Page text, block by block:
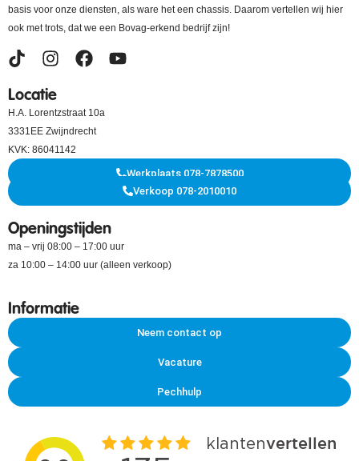
basis voor onze diensten, als ware het een chassis. Daarom vertellen wij hier
ook met trots, dat we een Bovag-erkend bedrijf zijn!
Locatie
H.A. Lorentzstraat 10a
3331EE Zwijndrecht
KVK: 86041142
Werkplaats 078-7878500
Verkoop 078-2010010
Openingstijden
ma – vrij 08:00 – 17:00 uur
za 10:00 – 14:00 uur (alleen verkoop)
Informatie
Neem contact op
Vacature
Pechhulp